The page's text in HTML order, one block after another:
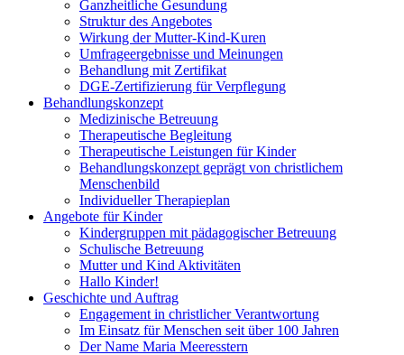
Ganzheitliche Gesundung
Struktur des Angebotes
Wirkung der Mutter-Kind-Kuren
Umfrageergebnisse und Meinungen
Behandlung mit Zertifikat
DGE-Zertifizierung für Verpflegung
Behandlungskonzept
Medizinische Betreuung
Therapeutische Begleitung
Therapeutische Leistungen für Kinder
Behandlungskonzept geprägt von christlichem
Menschenbild
Individueller Therapieplan
Angebote für Kinder
Kindergruppen mit pädagogischer Betreuung
Schulische Betreuung
Mutter und Kind Aktivitäten
Hallo Kinder!
Geschichte und Auftrag
Engagement in christlicher Verantwortung
Im Einsatz für Menschen seit über 100 Jahren
Der Name Maria Meeresstern